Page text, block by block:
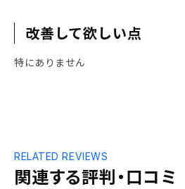
改善して欲しい点
特にありません
関連する評判・口コミ
RELATED REVIEWS